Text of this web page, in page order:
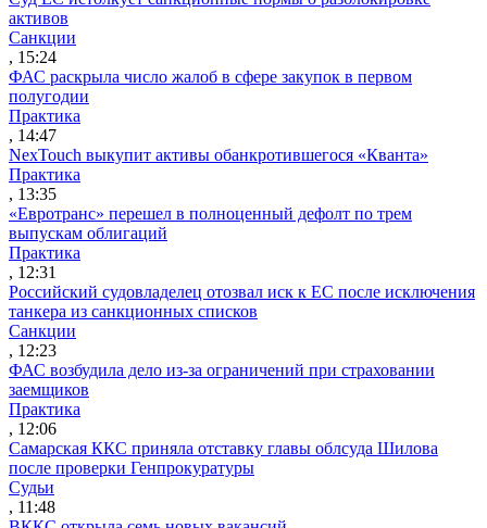
активов
Санкции
, 15:24
ФАС раскрыла число жалоб в сфере закупок в первом
полугодии
Практика
, 14:47
NexTouch выкупит активы обанкротившегося «Кванта»
Практика
, 13:35
«Евротранс» перешел в полноценный дефолт по трем
выпускам облигаций
Практика
, 12:31
Российский судовладелец отозвал иск к ЕС после исключения
танкера из санкционных списков
Санкции
, 12:23
ФАС возбудила дело из-за ограничений при страховании
заемщиков
Практика
, 12:06
Самарская ККС приняла отставку главы облсуда Шилова
после проверки Генпрокуратуры
Судьи
, 11:48